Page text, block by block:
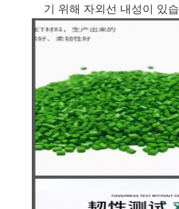
기 위해 자외선 내성이 있